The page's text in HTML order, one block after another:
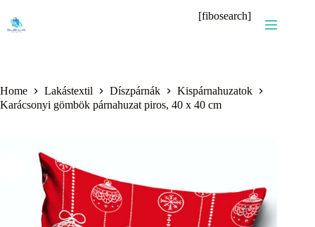
content
[fibosearch]
Home Lakástextil Díszpárnák
Kispárnahuzatok
Karácsonyi gömbök párnahuzat piros, 40 x 40 cm